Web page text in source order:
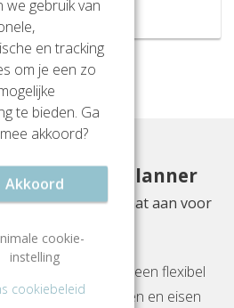
met Officeplanner
op maat aan voor
20
of koop je een flexibel
basis van je wensen en eisen
we gebruik van
en tracking
om je een zo
te bieden. Ga
akkoord?
Akkoord
cookie-
instelling
cookiebeleid